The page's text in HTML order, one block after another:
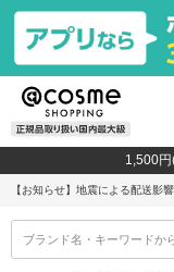
1,500
【お知らせ】 地震による配送影響
ブランド名・キーワードか